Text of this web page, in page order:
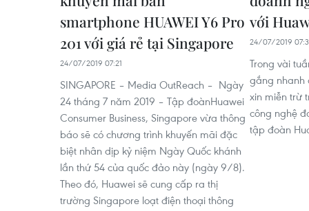
smartphone HUAWEI Y6 Pro
201 với giá rẻ tại Singapore
24/07/2019 07:21
SINGAPORE – Media OutReach – Ngày
24 tháng 7 năm 2019 – Tập đoànHuawei
Consumer Business, Singapore vừa thông
báo sẽ có chương trình khuyến mãi đặc
biệt nhân dịp kỷ niệm Ngày Quốc khánh
lần thứ 54 của quốc đảo này (ngày 9/8).
Theo đó, Huawei sẽ cung cấp ra thị
trường Singapore loạt điện thoại thông
với
24/07/2019
Trong vài
gắng nhanh
xin miễn trừ
công nghệ
tập đoàn